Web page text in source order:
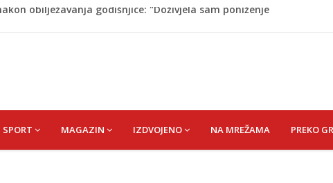
Arabija već mjesec nije izvezla naftu u SAD
pada sa tobogana: Vlada šalje avion po njega
obilježavanja godišnjice: "Doživjela sam poniženje
sinu"
SPORT MAGAZIN IZDVOJENO NA MREŽAMA PREKO